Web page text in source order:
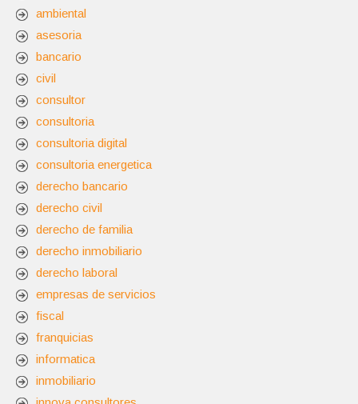
ambiental
asesoria
bancario
civil
consultor
consultoria
consultoria digital
consultoria energetica
derecho bancario
derecho civil
derecho de familia
derecho inmobiliario
derecho laboral
empresas de servicios
fiscal
franquicias
informatica
inmobiliario